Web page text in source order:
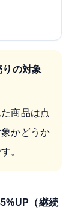
の対象
商品は点
かどうか
。
（継続